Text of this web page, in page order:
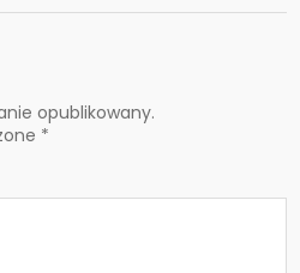
opublikowany.
*